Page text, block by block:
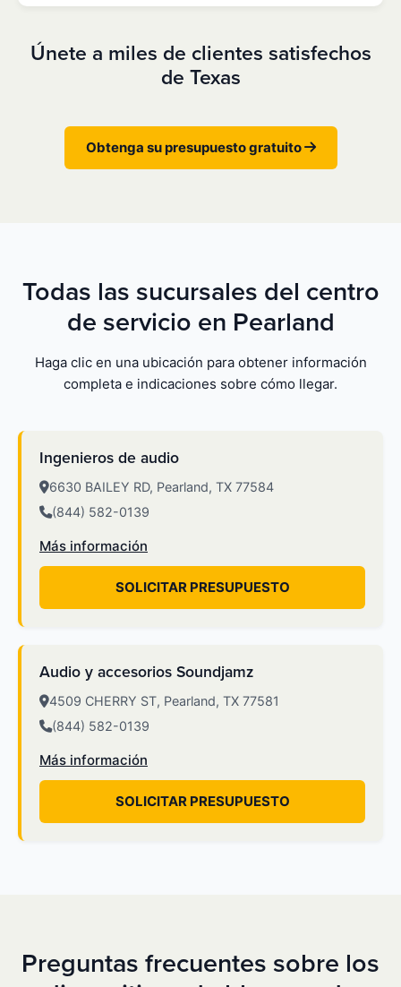
Únete a miles de clientes satisfechos
de Texas
Obtenga su presupuesto gratuito
Todas las sucursales del centro
de servicio en Pearland
Haga clic en una ubicación para obtener información
completa e indicaciones sobre cómo llegar.
Ingenieros de audio
6630 BAILEY RD, Pearland, TX 77584
(844) 582-0139
Más información
SOLICITAR PRESUPUESTO
Audio y accesorios Soundjamz
4509 CHERRY ST, Pearland, TX 77581
(844) 582-0139
Más información
SOLICITAR PRESUPUESTO
Preguntas frecuentes sobre los